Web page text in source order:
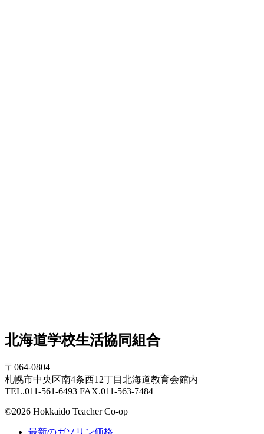
北海道学校生活協同組合
〒064-0804
札幌市中央区南4条西12丁目北海道教育会館内
TEL.011-561-6493 FAX.011-563-7484
©2026 Hokkaido Teacher Co-op